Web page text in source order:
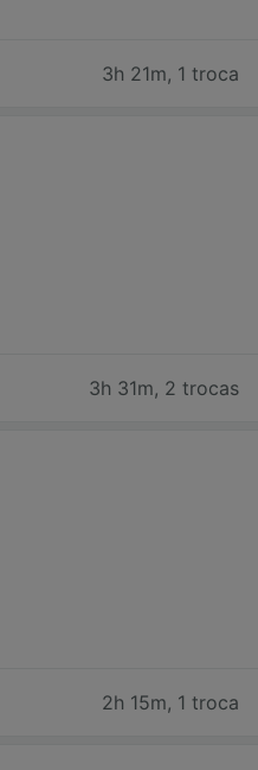
3h 21m, 1 troca
3h 31m, 2 trocas
2h 15m, 1 troca